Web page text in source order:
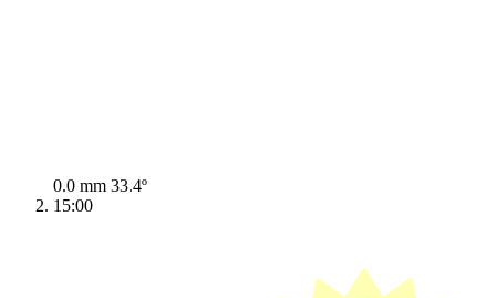
0.0 mm 33.4º
15:00